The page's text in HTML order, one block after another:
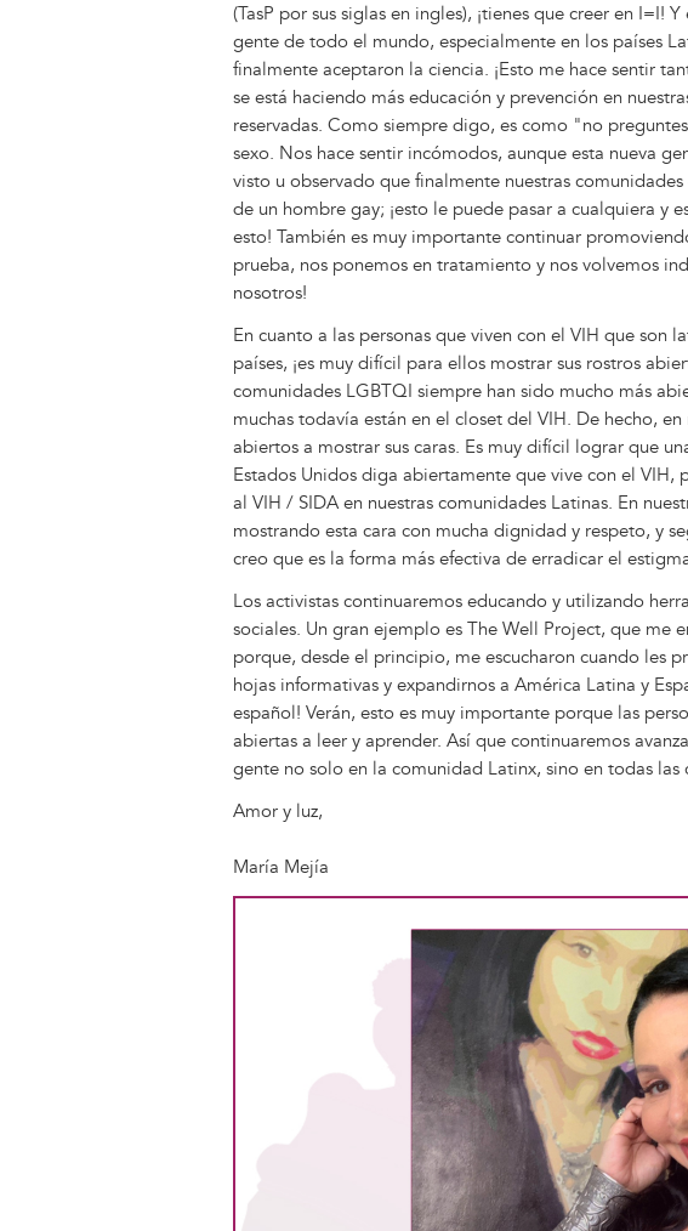
(TasP por sus siglas en ingles), ¡tienes que creer en I=I!
gente de todo el mundo, especialmente en los países
finalmente aceptaron la ciencia. ¡Esto me hace sentir
se está haciendo más educación y prevención en
reservadas. Como siempre digo, es como "no
sexo. Nos hace sentir incómodos, aunque esta nueva
visto u observado que finalmente nuestras
de un hombre gay; ¡esto le puede pasar a cualquiera y
esto! También es muy importante continuar
prueba, nos ponemos en tratamiento y nos volvemos
nosotros!
En cuanto a las personas que viven con el VIH que son
países, ¡es muy difícil para ellos mostrar sus rostros
comunidades LGBTQI siempre han sido mucho más
muchas todavía están en el closet del VIH. De hecho,
abiertos a mostrar sus caras. Es muy difícil lograr que
Estados Unidos diga abiertamente que vive con el
al VIH / SIDA en nuestras comunidades Latinas. En
mostrando esta cara con mucha dignidad y respeto, y
creo que es la forma más efectiva de erradicar el
Los activistas continuaremos educando y utilizando
sociales. Un gran ejemplo es The Well Project, que me
porque, desde el principio, me escucharon cuando les
hojas informativas y expandirnos a América Latina y
español! Verán, esto es muy importante porque las
abiertas a leer y aprender. Así que continuaremos
gente no solo en la comunidad Latinx, sino en todas
Amor y luz,
María Mejía